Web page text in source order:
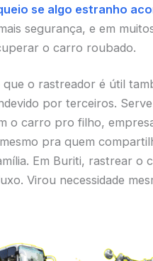
se algo estranho
segurança, e em
o carro roubado.
o rastreador é útil
por terceiros.
o carro pro filho,
pra quem
Em Buriti, rastrear o
Virou necessidade